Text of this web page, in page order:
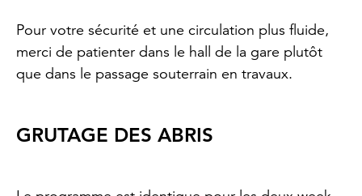
Pour votre sécurité et une circulation plus fluide,
merci de patienter dans le hall de la gare plutôt
que dans le passage souterrain en travaux.
GRUTAGE DES ABRIS